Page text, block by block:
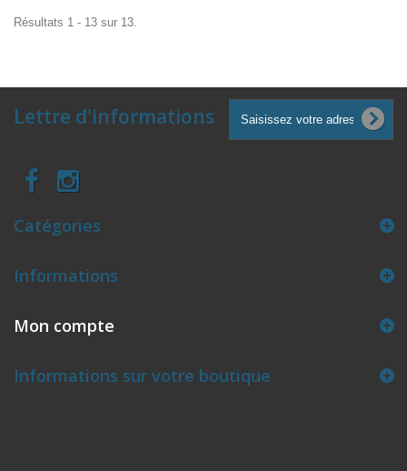
Résultats 1 - 13 sur 13.
Lettre d'informations
Catégories
Informations
Mon compte
Informations sur votre boutique